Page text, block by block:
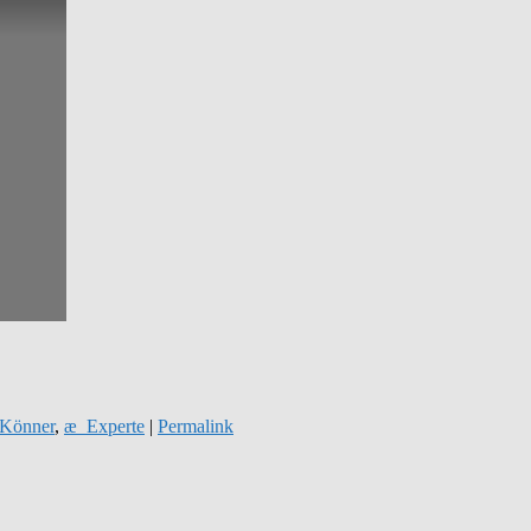
Könner, æ_Experte | Permalink